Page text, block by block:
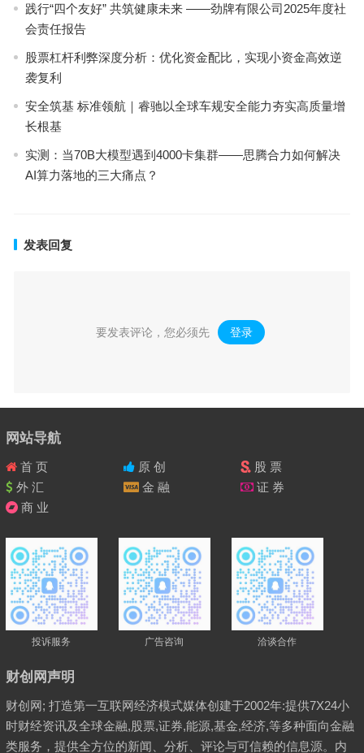
践行“四个友好” 共筑健康未来 ——劲牌有限公司2025年度社
会责任报告
股票杠杆利弊深度分析：优化资金配比，实现小资金高效逆
袭复利
安全筑基 标准领航｜睿驰以全球车规安全能力夯实高质量增
长根基
实测：当70B大模型遇到4000卡集群——思腾合力如何解决
AI算力落地的三大痛点？
发表回复
要发表评论，您必须先 登录 。
网站导航
首 页 原 创
股 票
外 汇
金 融
证 券
商 业
投诉服务 广告咨询 洽谈合作
财创网声明
财创网; 打造第一互联网经济模式媒体创建于2002年:提供7X24小
时财经资讯及全球金融,股票,证券,能源,基金,经济,等多种面向金融
类服务，提供全方位的新闻、分析、评论与可信赖的信息源。内